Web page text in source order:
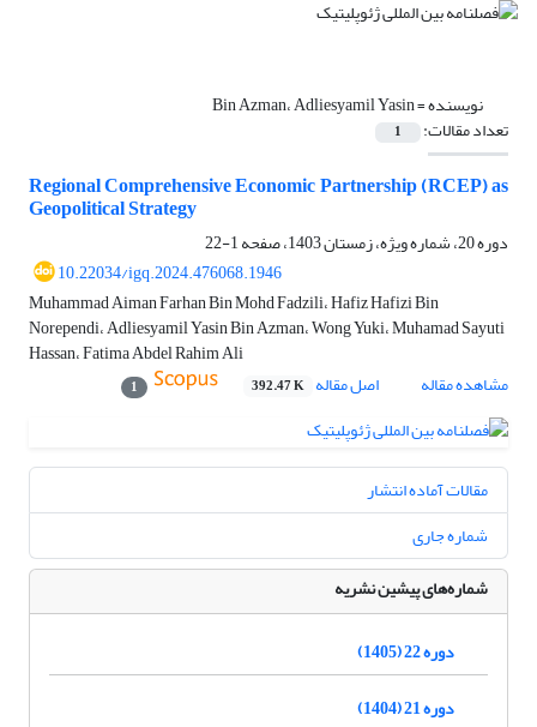
نویسنده =Bin Azman، Adliesyamil Yasin
تعداد مقالات: 1
Regional Comprehensive Economic Partnership (RCEP) as
Geopolitical Strategy
دوره 20، شماره ویژه، زمستان 1403، صفحه
1-22
10.22034/igq.2024.476068.1946
Muhammad Aiman Farhan Bin Mohd Fadzili، Hafiz Hafizi Bin
Norependi، Adliesyamil Yasin Bin Azman، Wong Yuki، Muhamad Sayuti
Hassan، Fatima Abdel Rahim Ali
مشاهده مقاله
اصل مقاله 392.47 K
1
مقالات آماده انتشار
شماره جاری
شماره‌های پیشین نشریه
دوره 22 (1405)
دوره 21 (1404)